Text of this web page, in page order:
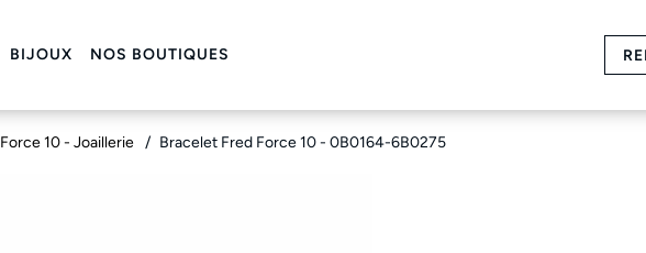
BIJOUX NOS BOUTIQUES
Force 10 - Joaillerie Bracelet Fred Force 10 - 0B0164-6B0275